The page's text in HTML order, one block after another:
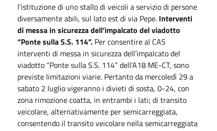
l’istituzione di uno stallo di veicoli a servizio di persone
diversamente abili, sul lato est di via Pepe. Interventi
di messa in sicurezza dell’impalcato del viadotto
“Ponte sulla S.S. 114”. Per consentire al CAS
interventi di messa in sicurezza dell’impalcato del
viadotto “Ponte sulla S.S. 114” dell’A18 ME-CT, sono
previste limitazioni viarie. Pertanto da mercoledì 29 a
sabato 2 luglio vigeranno i divieti di sosta, 0-24, con
zona rimozione coatta, in entrambi i lati; di transito
veicolare, alternativamente per semicarreggiata,
consentendo il transito veicolare nella semicarreggiata